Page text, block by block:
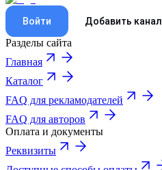
Войти Добавить канал
Разделы сайта
Главная
Каталог
FAQ для рекламодателей
FAQ для авторов
Оплата и документы
Реквизиты